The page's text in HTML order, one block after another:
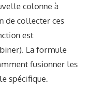
colonne à
de collecter ces
est
La formule
fusionner les
spécifique.